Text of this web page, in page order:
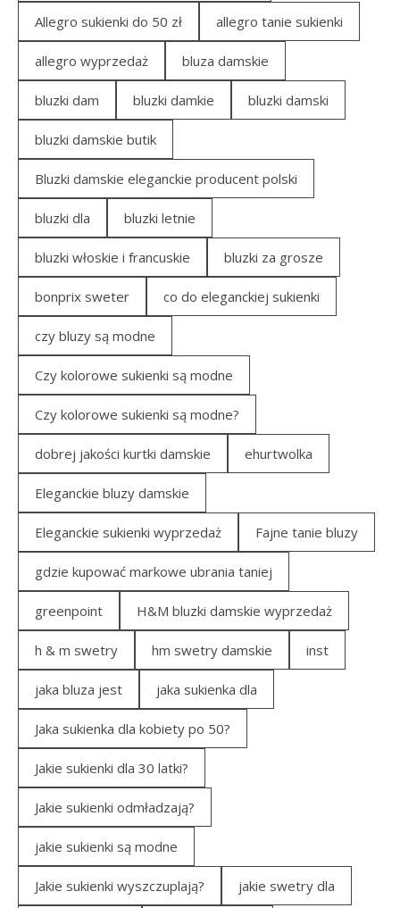
Allegro sukienki do 50 zł allegro tanie sukienki
allegro wyprzedaż bluza damskie
bluzki dam bluzki damkie bluzki damski
bluzki damskie butik
Bluzki damskie eleganckie producent polski
bluzki dla bluzki letnie
bluzki włoskie i francuskie bluzki za grosze
bonprix sweter co do eleganckiej sukienki
czy bluzy są modne
Czy kolorowe sukienki są modne
Czy kolorowe sukienki są modne?
dobrej jakości kurtki damskie ehurtwolka
Eleganckie bluzy damskie
Eleganckie sukienki wyprzedaż Fajne tanie bluzy
gdzie kupować markowe ubrania taniej
greenpoint H&M bluzki damskie wyprzedaż
h & m swetry hm swetry damskie inst
jaka bluza jest jaka sukienka dla
Jaka sukienka dla kobiety po 50?
Jakie sukienki dla 30 latki?
Jakie sukienki odmładzają?
jakie sukienki są modne
Jakie sukienki wyszczuplają? jakie swetry dla